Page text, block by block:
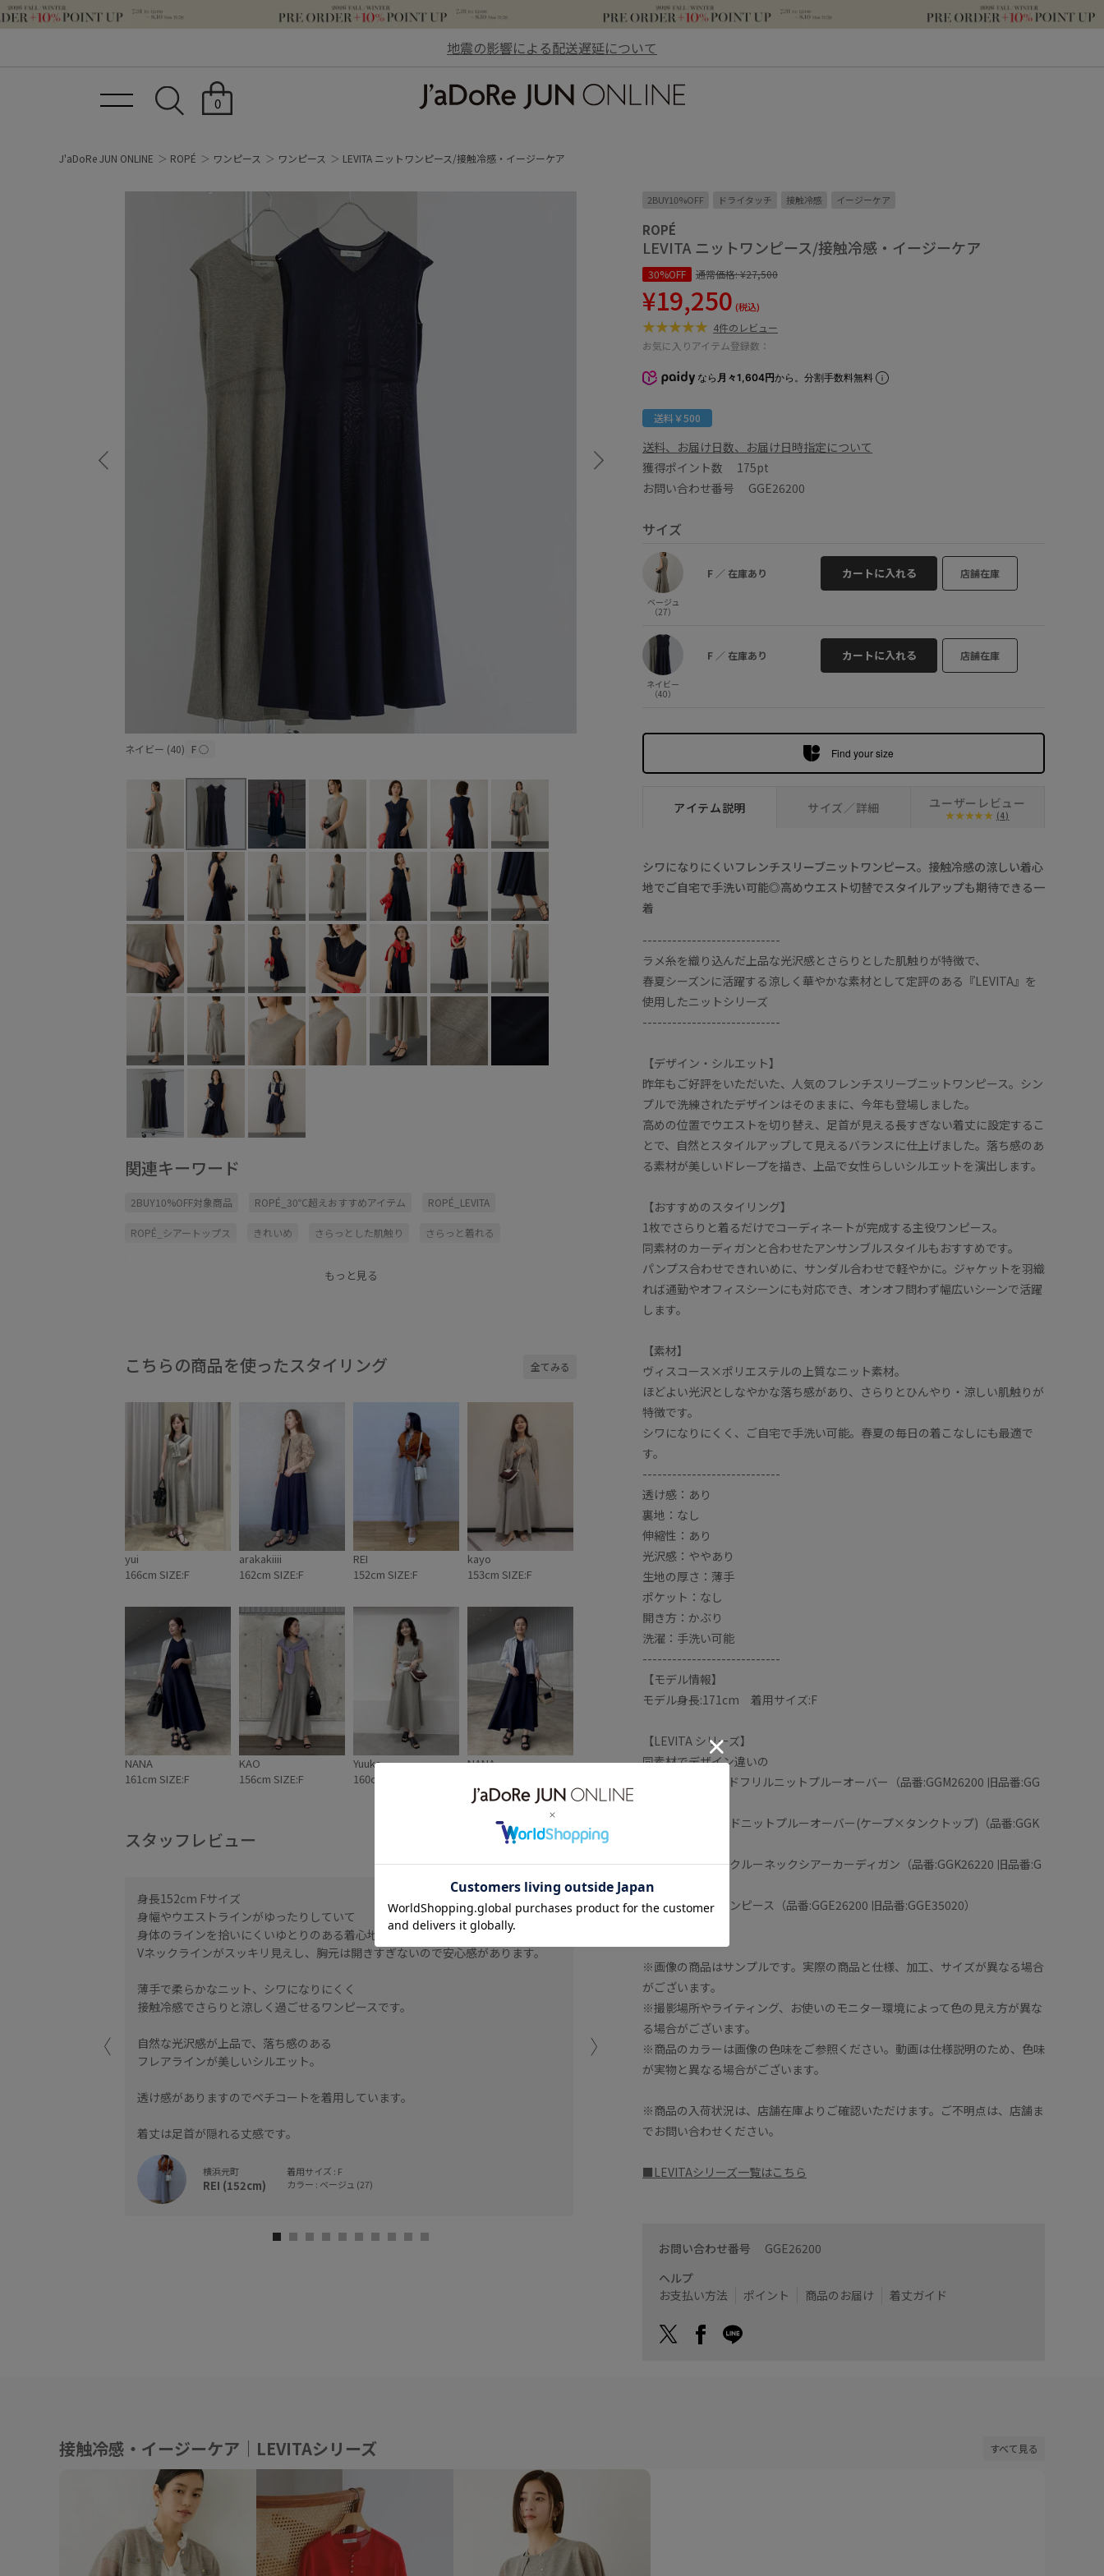
地震の影響による配送遅延について
0
J'aDoRe JUN ONLINE ROPÉ ワンピース ワンピース LEVITA ニットワンピース/接触冷感・イージーケア
ネイビー (40) F○
関連キーワード
2BUY10%OFF対象商品 ROPÉ_30℃超えおすすめアイテム ROPÉ_LEVITA
ROPÉ_シアートップス きれいめ さらっとした肌触り さらっと着れる
伸縮性 冷んやり 夏の機能素材アイテム
女性らしいシルエット 快適 接触冷感
自宅で洗える 華やか 落ち感 金ボタン
もっと見る
こちらの商品を使ったスタイリング 全てみる
yui
166cm SIZE:F
arakakiiii
162cm SIZE:F
REI
152cm SIZE:F
kayo
153cm SIZE:F
NANA
161cm SIZE:F
KAO
156cm SIZE:F
Yuuka
160cm SIZE:F
NANA
スタッフレビュー
身長152cm Fサイズ
身幅やウエストラインがゆったりしていて
身体のラインを拾いにくいゆとりのある着心地です。
Vネックラインがスッキリ見えし、胸元は開きすぎないので安心感があります。
薄手で柔らかなニット、シワになりにくく
接触冷感でさらりと涼しく過ごせるワンピースです。
自然な光沢感が上品で、落ち感のある
フレアラインが美しいシルエット。
透け感がありますのでペチコートを着用しています。
着丈は足首が隠れる丈感です。
横浜元町
REI (152cm)
着用サイズ : F
カラー : ベージュ (27)
接触冷感のサラサラとしたニット地で夏場にも大活躍する素材です。身長関係な
く着用できるハイウエストマークがフレアシルエットをキレイに魅せてくれます。
arakakiiii (162cm)
カラー : ネイビー (40)
2BUY10%OFF ドライタッチ 接触冷感 イージーケア
ROPÉ
LEVITA ニットワンピース/接触冷感・イージーケア
30%OFF 通常価格:¥27,500
¥19,250 (税込)
4件のレビュー
お気に入りアイテム登録数：
なら 月々1,604円から。分割手数料無料
送料￥500
送料、お届け日数、お届け日時指定について
獲得ポイント数 175pt
お問い合わせ番号 GGE26200
サイズ
ベージュ
（27）
F ／ 在庫あり カートに入れる 店舗在庫
ネイビー
（40）
F ／ 在庫あり カートに入れる 店舗在庫
Find your size
アイテム説明 サイズ／詳細 ユーザーレビュー
(4)
シワになりにくいフレンチスリーブニットワンピース。接触冷感の涼しい着心
地でご自宅で手洗い可能◎高めウエスト切替でスタイルアップも期待できる一
着
----------------------------
ラメ糸を織り込んだ上品な光沢感とさらりとした肌触りが特徴で、
春夏シーズンに活躍する涼しく華やかな素材として定評のある『LEVITA』を
使用したニットシリーズ
----------------------------
【デザイン・シルエット】
昨年もご好評をいただいた、人気のフレンチスリーブニットワンピース。シン
プルで洗練されたデザインはそのままに、今年も登場しました。
高めの位置でウエストを切り替え、足首が見える長すぎない着丈に設定するこ
とで、自然とスタイルアップして見えるバランスに仕上げました。落ち感のあ
る素材が美しいドレープを描き、上品で女性らしいシルエットを演出します。
【おすすめのスタイリング】
1枚でさらりと着るだけでコーディネートが完成する主役ワンピース。
同素材のカーディガンと合わせたアンサンブルスタイルもおすすめです。
パンプス合わせできれいめに、サンダル合わせで軽やかに。ジャケットを羽織
れば通勤やオフィスシーンにも対応でき、オンオフ問わず幅広いシーンで活躍
します。
【素材】
ヴィスコース×ポリエステルの上質なニット素材。
ほどよい光沢としなやかな落ち感があり、さらりとひんやり・涼しい肌触りが
特徴です。
シワになりにくく、ご自宅で手洗い可能。春夏の毎日の着こなしにも最適で
す。
----------------------------
透け感：あり
裏地：なし
伸縮性：あり
光沢感：ややあり
生地の厚さ：薄手
ポケット：なし
開き方：かぶり
洗濯：手洗い可能
----------------------------
【モデル情報】
モデル身長:171cm 着用サイズ:F
【LEVITA シリーズ】
同素材でデザイン違いの
LEVITA ティアードフリルニットプルーオーバー（品番:GGM26200 旧品番:GG
LEVITA レイヤードニットプルーオーバー(ケープ×タンクトップ)（品番:GGK
LEVITA 金ボタンクルーネックシアーカーディガン（品番:GGK26220 旧品番:G
GK35030）
LEVITA ニットワンピース（品番:GGE26200 旧品番:GGE35020）
※画像の商品はサンプルです。実際の商品と仕様、加工、サイズが異なる場合
がございます。
※撮影場所やライティング、お使いのモニター環境によって色の見え方が異な
る場合がございます。
※商品のカラーは画像の色味をご参照ください。動画は仕様説明のため、色味
が実物と異なる場合がございます。
※商品の入荷状況は、店舗在庫よりご確認いただけます。ご不明点は、店舗ま
でお問い合わせください。
■LEVITAシリーズ一覧はこちら
お問い合わせ番号 GGE26200
ヘルプ
お支払い方法
ポイント 商品のお届け 着丈ガイド
接触冷感・イージーケア｜LEVITAシリーズ すべて見る